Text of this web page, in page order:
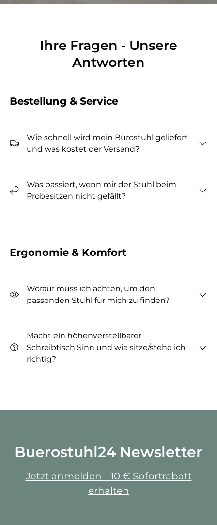
Ihre Fragen - Unsere
Antworten
Bestellung & Service
Wie schnell wird mein Bürostuhl geliefert
und was kostet der Versand?
Was passiert, wenn mir der Stuhl beim
Probesitzen nicht gefällt?
Ergonomie & Komfort
Worauf muss ich achten, um den
passenden Stuhl für mich zu finden?
Macht ein höhenverstellbarer
Schreibtisch Sinn und wie sitze/stehe ich
richtig?
Buerostuhl24 Newsletter
Jetzt anmelden - 10 € Sofortrabatt
erhalten